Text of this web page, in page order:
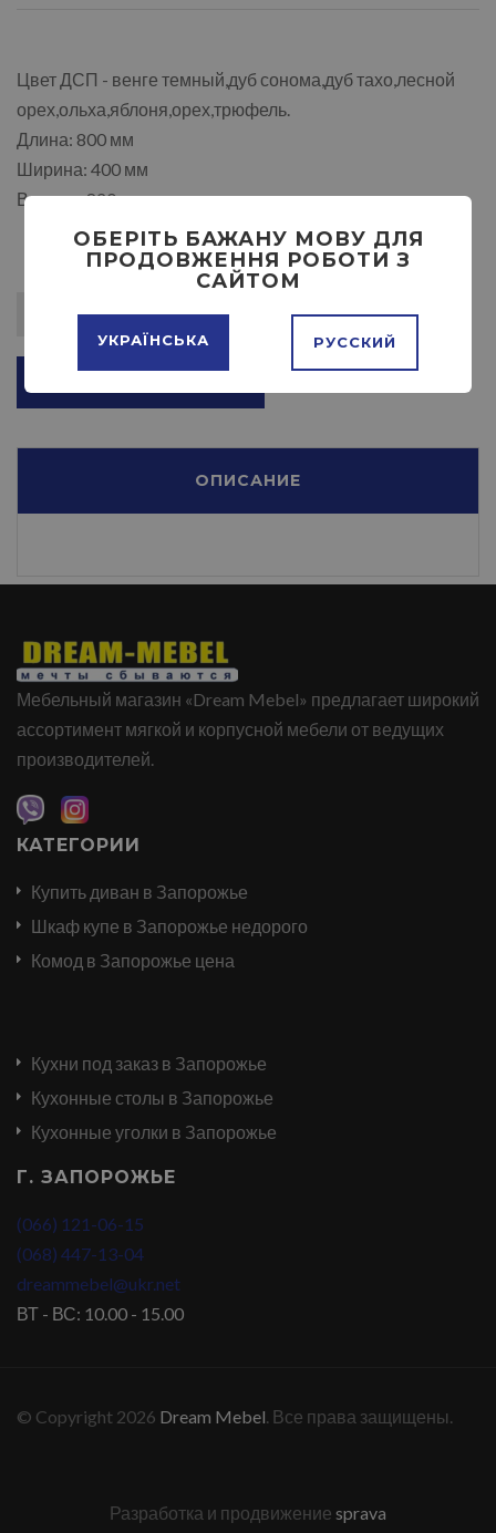
Цвет ДСП - венге темный,дуб сонома,дуб тахо,лесной
орех,ольха,яблоня,орех,трюфель.
Длина: 800 мм
Ширина: 400 мм
Высота: 820 мм
ОПИСАНИЕ
Мебельный магазин «Dream Mebel» предлагает широкий
ассортимент мягкой и корпусной мебели от ведущих
производителей.
КАТЕГОРИИ
Купить диван в Запорожье
Шкаф купе в Запорожье недорого
Комод в Запорожье цена
Кухни под заказ в Запорожье
Кухонные столы в Запорожье
Кухонные уголки в Запорожье
Г. ЗАПОРОЖЬЕ
(066) 121-06-15
(068) 447-13-04
dreammebel@ukr.net
ВТ - ВС: 10.00 - 15.00
© Copyright 2026 Dream Mebel . Все права защищены.
Разработка и продвижение sprava
ОБЕРІТЬ БАЖАНУ МОВУ ДЛЯ
ПРОДОВЖЕННЯ РОБОТИ З
САЙТОМ
УКРАЇНСЬКА РУССКИЙ